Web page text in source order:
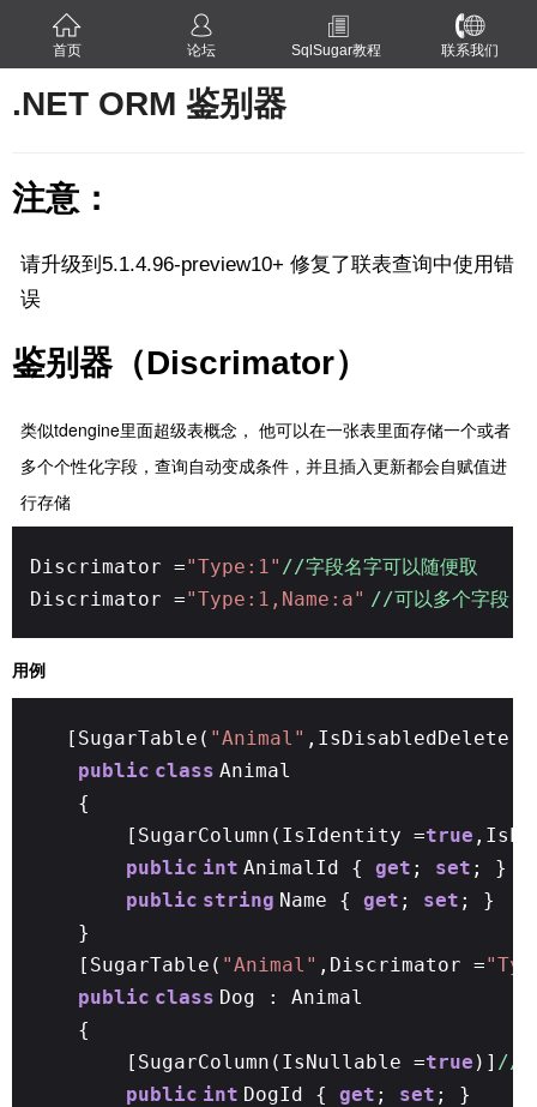
首页 论坛 SqlSugar教程 联系我们
.NET ORM 鉴别器
注意：
请升级到5.1.4.96-preview10+ 修复了联表查询中使用错
误
鉴别器（Discrimator）
类似tdengine里面超级表概念， 他可以在一张表里面存储一个或者
多个个性化字段，查询自动变成条件，并且插入更新都会自赋值进
行存储
Discrimator ="Type:1" //字段名字可以随便取
Discrimator ="Type:1,Name:a" //可以多个字段，
用例
[SugarTable( "Animal" ,IsDisabledDelete =
public class Animal
{
[SugarColumn(IsIdentity =true
public int AnimalId { get ; set ; }
public string Name { get ; set ; }
}
[SugarTable( "Animal" ,Discrimator =
public class Dog : Animal
{
[SugarColumn(IsNullable =true )] //
public int DogId { get ; set ; }